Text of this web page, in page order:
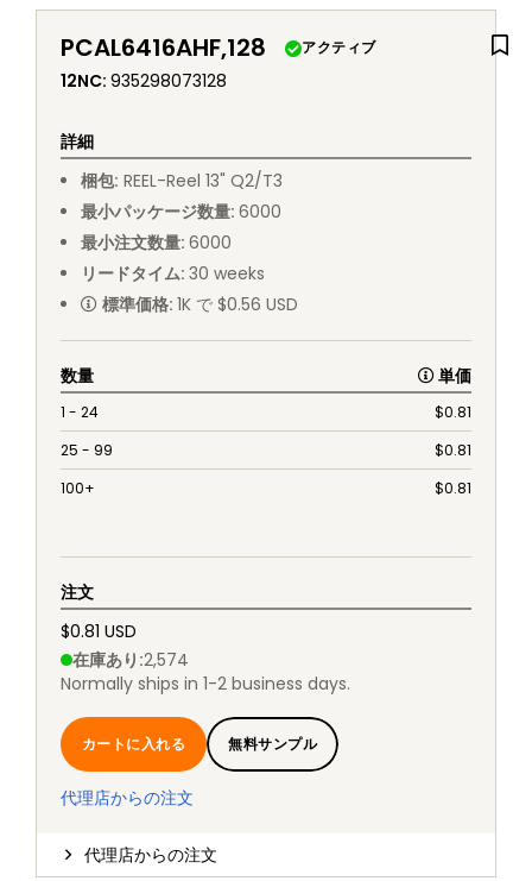
PCAL6416AHF,128 アクティブ
12NC: 935298073128
詳細
梱包: REEL-Reel 13" Q2/T3
最小パッケージ数量: 6000
最小注文数量: 6000
リードタイム: 30 weeks
標準価格: 1K で $0.56 USD
数量 単価
1 - 24 $0.81
25 - 99
$0.81
100+
$0.81
注文
$0.81 USD
在庫あり :2,574
Normally ships in 1-2 business days.
カートに入れる 無料サンプル
代理店からの注文
代理店からの注文